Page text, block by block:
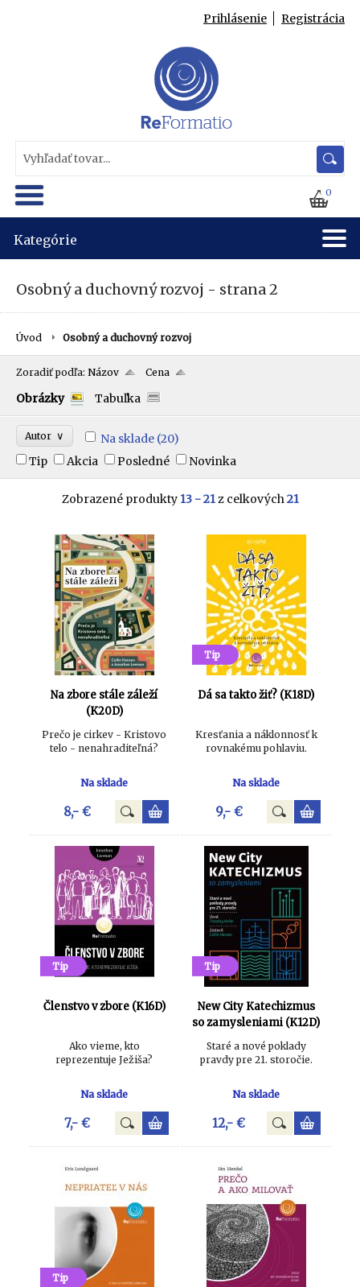
Prihlásenie Registrácia
0
Kategórie
Osobný a duchovný rozvoj - strana 2
Úvod Osobný a duchovný rozvoj
Zoradiť podľa: Názov Cena
Obrázky Tabuľka
Autor ∨ Na sklade (20)
Tip
Akcia Posledné Novinka
Zobrazené produkty 13 - 21z celkových21
Na zbore stále záleží
(K20D)
Prečo je cirkev - Kristovo
telo - nenahraditeľná?
Na sklade
8,- €
Tip
Dá sa takto žiť? (K18D)
Kresťania a náklonnosť k
rovnakému pohlaviu.
Na sklade
9,- €
Tip
Členstvo v zbore (K16D)
Ako vieme, kto
reprezentuje Ježiša?
Na sklade
7,- €
Tip
New City Katechizmus
so zamysleniami (K12D)
Staré a nové poklady
pravdy pre 21. storočie.
Na sklade
12,- €
Tip